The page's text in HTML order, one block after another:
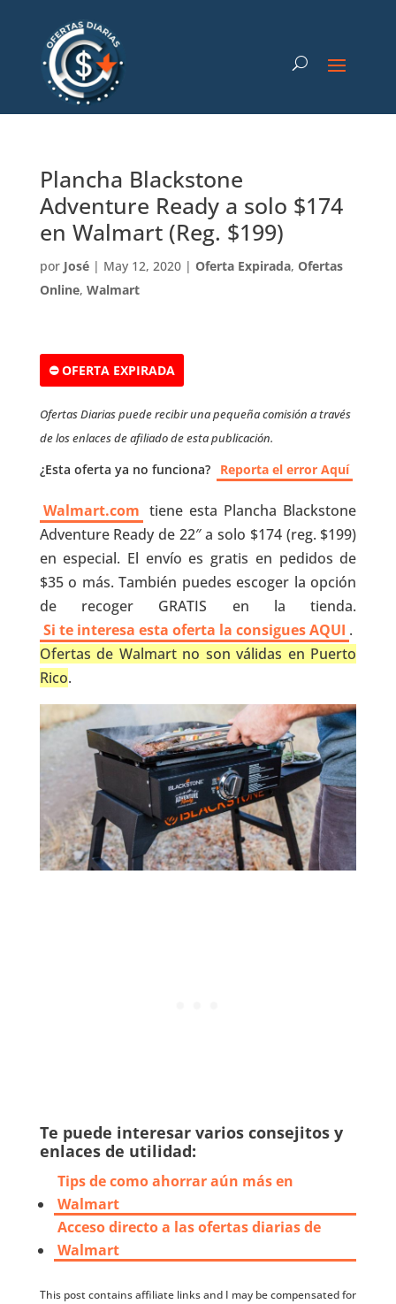
Plancha Blackstone
Adventure Ready a solo $174
en Walmart (Reg. $199)
por José| May 12, 2020| Oferta Expirada, Ofertas
Online, Walmart
⛔ OFERTA EXPIRADA
Ofertas Diarias puede recibir una pequeña comisión a través
de los enlaces de afiliado de esta publicación.
¿Esta oferta ya no funciona? Reporta el error Aquí
Walmart.com tiene esta Plancha Blackstone
Adventure Ready de 22″ a solo $174 (reg. $199)
en especial. El envío es gratis en pedidos de
$35 o más. También puedes escoger la opción
de recoger GRATIS en la tienda.
Si te interesa esta oferta la consigues AQUI .
Ofertas de Walmart no son válidas en Puerto
Rico.
Te puede interesar varios consejitos y
enlaces de utilidad:
Tips de como ahorrar aún más en
Walmart
Acceso directo a las ofertas diarias de
Walmart
This post contains affiliate links and I may be compensated for